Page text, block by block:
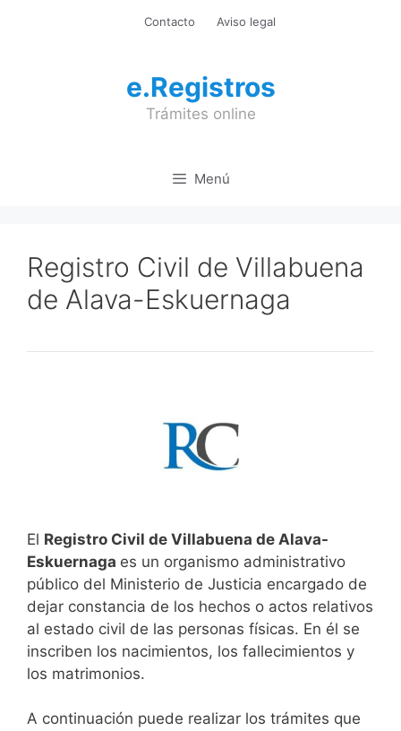
Contacto Aviso legal
e.Registros
Trámites online
Menú
Registro Civil de Villabuena
de Alava-Eskuernaga
El Registro Civil de Villabuena de Alava-
Eskuernaga es un organismo administrativo
público del Ministerio de Justicia encargado de
dejar constancia de los hechos o actos relativos
al estado civil de las personas físicas. En él se
inscriben los nacimientos, los fallecimientos y
los matrimonios.
A continuación puede realizar los trámites que